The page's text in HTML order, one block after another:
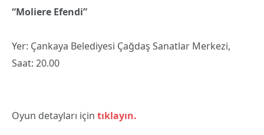
“Moliere Efendi”
Yer: Çankaya Belediyesi Çağdaş Sanatlar Merkezi,
Saat: 20.00
Oyun detayları için tıklayın.